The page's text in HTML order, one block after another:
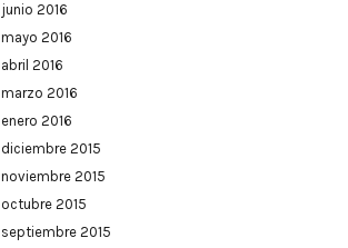
junio 2016
mayo 2016
abril 2016
marzo 2016
enero 2016
diciembre 2015
noviembre 2015
octubre 2015
septiembre 2015